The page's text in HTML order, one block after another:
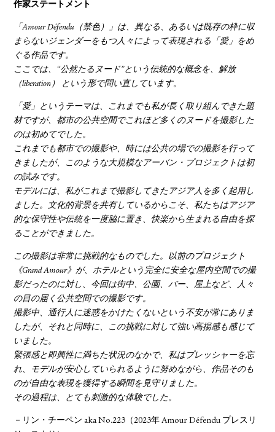
作家ステートメント
「Amour Défendu（禁色）」は、異なる、あるいは既存の枠に収
まらないジェンダーをもつ人々によって表現される「愛」をめ
ぐる作品です。
ここでは、“公然たるヌード”という伝統的な概念を、解放
（liberation） という形で問い直しています。
「愛」というテーマは、これまでも私が長く取り組んできた題
材ですが、都市の公共空間でこれほど多くのヌードを撮影した
のは初めてでした。
これまでも都市での撮影や、時には公共の場での撮影を行って
きましたが、このような大規模なアーバン・プロジェクトは初
の試みです。
モデルには、私がこれまで撮影してきたアジア人を多く起用し
ました。文化的背景を共有しているからこそ、私たちはアジア
的な保守性や伝統を一度脇に置き、快楽から生まれる自由を探
ることができました。
この撮影は非常に挑戦的なものでした。以前のプロジェクト
《Grand Amour》が、ホテルという完全に安全な屋内空間での撮
影だったのに対し、今回は街中、公園、バー、屋上など、人々
の目の届く公共空間での撮影です。
撮影中、通行人に迷惑をかけたくないという不安が常にありま
したが、それと同時に、この挑戦に対して強い高揚感も感じて
いました。
緊張感と即興性に満ちた状況のなかで、私はプレッシャーを忘
れ、モデルが安心していられるように努めながら、作品そのも
のが自由な表現を獲得する瞬間を見守りました。
その過程は、とても刺激的な体験でした。
－リン・チーペン aka No.223（2023年 Amour Défendu プレスリ